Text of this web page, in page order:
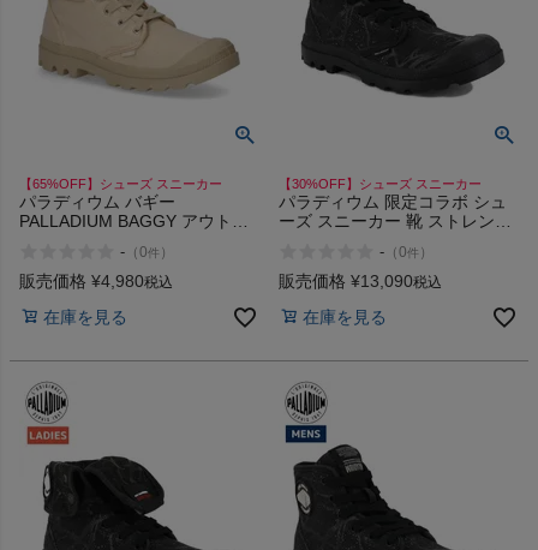
旅行
通学
もっと見る
サックス SAXX
オン On
【65%OFF】シューズ スニーカー
パラディウム バギー
PALLADIUM BAGGY アウトレ
- （0件 ）
販売価格 ¥4,980税込
在庫を見る
【30%OFF】シューズ スニーカー
パラディウム 限定コラボ シュ
ーズ スニーカー 靴 ストレンジ
Stranger Things PAMPA HI
TUNNELS 94626 アウトレット
- （0件 ）
販売価格 ¥13,090税込
在庫を見る